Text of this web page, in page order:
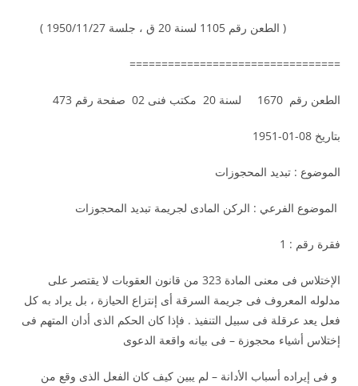
( الطعن رقم 1105 لسنة 20 ق ، جلسة 1950/11/27 )
=================================
الطعن رقم 1670 لسنة 20 مكتب فنى 02 صفحة رقم 473
بتاريخ 08-01-1951
الموضوع : تبديد المحجوزات
الموضوع الفرعي : الركن المادى لجريمة تبديد المحجوزات
فقرة رقم : 1
الإختلاس فى معنى المادة 323 من قانون العقوبات لا يقتصر على
مدلوله المعروف فى جريمة السرقة أى إنتزاع الحيازة ، بل يراد به كل
فعل يعد عرقلة فى سبيل التنفيذ . فإذا كان الحكم الذى أدان المتهم فى
إختلاس أشياء محجوزة – فى بيانه واقعة الدعوى
و فى إيراده أسباب الأدانة – لم يبين كيف كان الفعل الذى وقع من